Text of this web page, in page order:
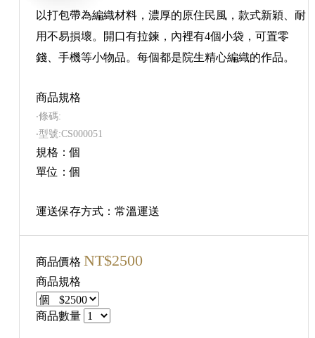
以打包帶為編織材料，濃厚的原住民風，款式新穎、耐
用不易損壞。開口有拉鍊，內裡有4個小袋，可置零
錢、手機等小物品。每個都是院生精心編織的作品。
商品規格
‧條碼:
‧型號:CS000051
規格：個
單位：個
運送保存方式：常溫運送
商品價格 NT$2500
商品規格
商品數量